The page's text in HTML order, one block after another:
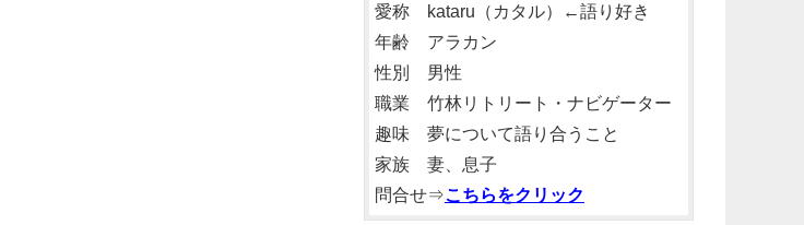
ー
愛称 kataru（カタル）←語り好き
年齢 アラカン
性別 男性
職業 竹林リトリート・ナビゲーター
趣味 夢について語り合うこと
家族 妻、息子
問合せ⇒こちらをクリック